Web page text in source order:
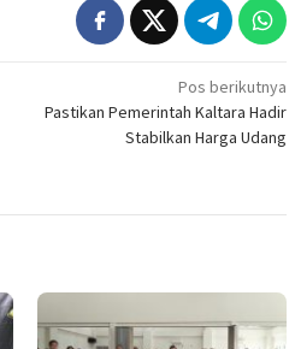
Pos berikutnya
Pastikan Pemerintah Kaltara Hadir
Stabilkan Harga Udang